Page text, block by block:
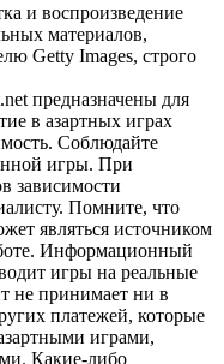
и воспроизведение
материалов,
Getty Images, строго
предназначены для
в азартных играх
Соблюдайте
игры. При
зависимости
Помните, что
являться источником
Информационный
игры на реальные
не принимает ни в
платежей, которые
играми,
Какие-либо